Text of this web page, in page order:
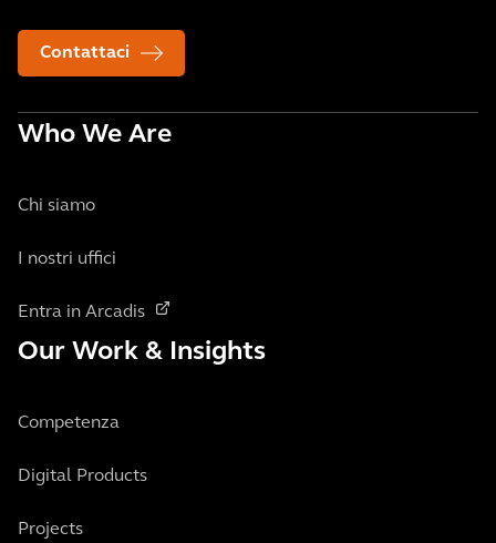
Contattaci
Who We Are
Chi siamo
I nostri uffici
Entra in Arcadis
Our Work & Insights
Competenza
Digital Products
Projects